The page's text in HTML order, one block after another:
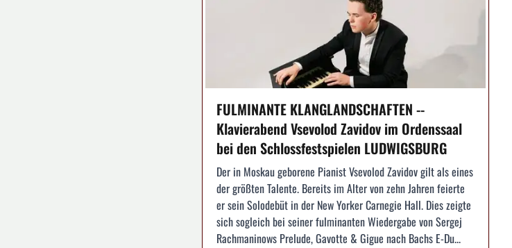
FULMINANTE KLANGLANDSCHAFTEN --
Klavierabend Vsevolod Zavidov im Ordenssaal
bei den Schlossfestspielen LUDWIGSBURG
Der in Moskau geborene Pianist Vsevolod Zavidov gilt als eines
der größten Talente. Bereits im Alter von zehn Jahren feierte
er sein Solodebüt in der New Yorker Carnegie Hall. Dies zeigte
sich sogleich bei seiner fulminanten Wiedergabe von Sergej
Rachmaninows Prelude, Gavotte & Gigue nach Bachs E-Du...